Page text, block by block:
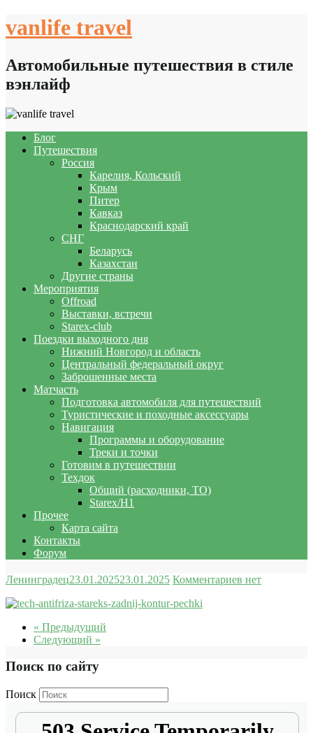
to
vanlife travel
Автомобильные путешествия в стиле
вэнлайф
Блог
Путешествия
Россия
Карелия, Кольский
Крым
Питер
Кавказ
Краснодарский край
СНГ
Беларусь
Казахстан
Другие страны
Мероприятия
Offroad
Выставки, встречи
Starex-club
Поездки выходного дня
Нижний Новгород и область
Центральный федеральный округ
Заброшенные места
Матчасть
Подготовка автомобиля для путешествий
Туристические и походные аксессуары
Навигация
Программы и оборудование
Треки и точки
Готовим в путешествии
Техдок
Общий (расходники, ТО)
Starex/H1
Прочее
Карта сайта
Контакты
Форум
Ленинградец23.01.202523.01.2025 Комментариев нет
« Предыдущий
Следующий »
Поиск по сайту
Поиск